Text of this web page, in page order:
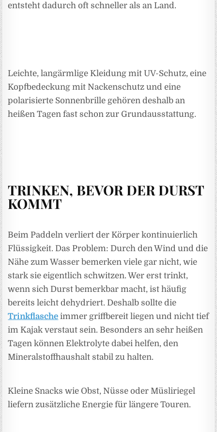
entsteht dadurch oft schneller als an Land.
Leichte, langärmlige Kleidung mit UV-Schutz, eine
Kopfbedeckung mit Nackenschutz und eine
polarisierte Sonnenbrille gehören deshalb an
heißen Tagen fast schon zur Grundausstattung.
TRINKEN, BEVOR DER DURST
KOMMT
Beim Paddeln verliert der Körper kontinuierlich
Flüssigkeit. Das Problem: Durch den Wind und die
Nähe zum Wasser bemerken viele gar nicht, wie
stark sie eigentlich schwitzen. Wer erst trinkt,
wenn sich Durst bemerkbar macht, ist häufig
bereits leicht dehydriert. Deshalb sollte die
Trinkflasche immer griffbereit liegen und nicht tief
im Kajak verstaut sein. Besonders an sehr heißen
Tagen können Elektrolyte dabei helfen, den
Mineralstoffhaushalt stabil zu halten.
Kleine Snacks wie Obst, Nüsse oder Müsliriegel
liefern zusätzliche Energie für längere Touren.